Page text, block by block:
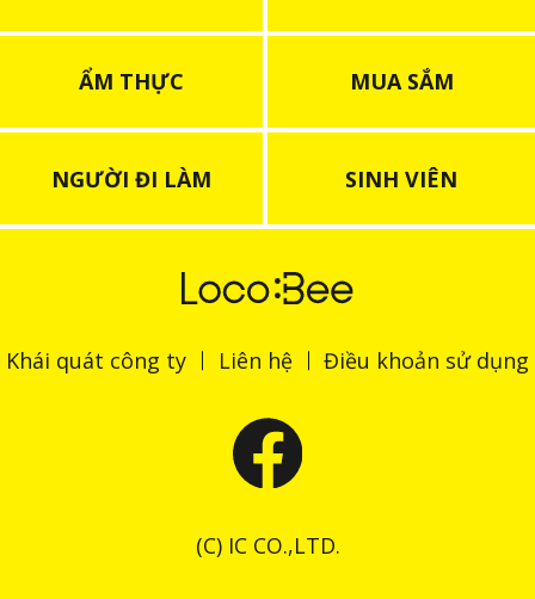
ẨM THỰC MUA SẮM
NGƯỜI ĐI LÀM SINH VIÊN
Khái quát công ty Liên hệ Điều khoản sử dụng
(C) IC CO.,LTD.